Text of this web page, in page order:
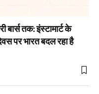
तक: इंस्टामार्ट के
पर भारत बदल रहा है